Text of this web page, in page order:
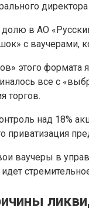
долю в АО
с ваучерами,
этого
все с
торгов.
над
приватизация
ваучеры в